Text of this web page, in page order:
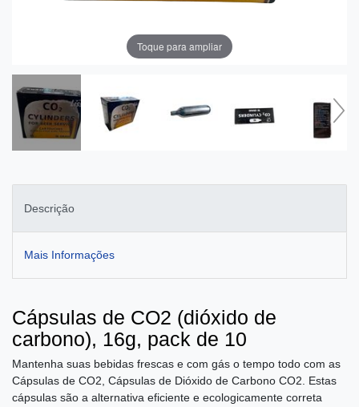
Toque para ampliar
Descrição
Mais Informações
Cápsulas de CO2 (dióxido de
carbono), 16g, pack de 10
Mantenha suas bebidas frescas e com gás o tempo todo com as
Cápsulas de CO2, Cápsulas de Dióxido de Carbono CO2. Estas
cápsulas são a alternativa eficiente e ecologicamente correta